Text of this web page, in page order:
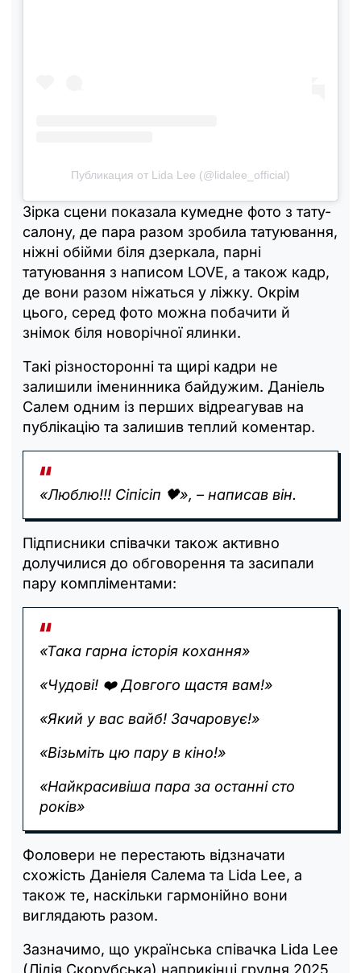
Публикация от Lida Lee (@lidalee_official)
Зірка сцени показала кумедне фото з тату-
салону, де пара разом зробила татуювання,
ніжні обійми біля дзеркала, парні
татуювання з написом LOVE, а також кадр,
де вони разом ніжаться у ліжку. Окрім
цього, серед фото можна побачити й
знімок біля новорічної ялинки.
Такі різносторонні та щирі кадри не
залишили іменинника байдужим. Даніель
Салем одним із перших відреагував на
публікацію та залишив теплий коментар.
«Люблю!!! Сіпісіп 🖤», – написав він.
Підписники співачки також активно
долучилися до обговорення та засипали
пару компліментами:
«Така гарна історія кохання»
«Чудові! ❤️ Довгого щастя вам!»
«Який у вас вайб! Зачаровує!»
«Візьміть цю пару в кіно!»
«Найкрасивіша пара за останні сто
років»
Фоловери не перестають відзначати
схожість Даніеля Салема та Lida Lee, а
також те, наскільки гармонійно вони
виглядають разом.
Зазначимо, що українська співачка Lida Lee
(Лідія Скорубська) наприкінці грудня 2025